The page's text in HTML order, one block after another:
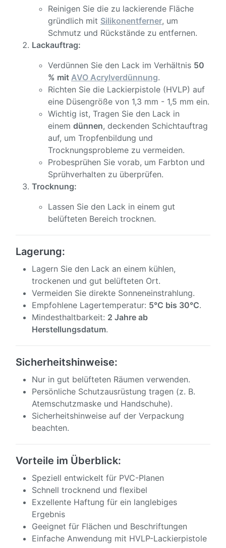
Reinigen Sie die zu lackierende Fläche
gründlich mit Silikonentferner, um
Schmutz und Rückstände zu entfernen.
Lackauftrag:
Verdünnen Sie den Lack im Verhältnis 50
% mit AVO Acrylverdünnung.
Richten Sie die Lackierpistole (HVLP) auf
eine Düsengröße von 1,3 mm - 1,5 mm ein.
Wichtig ist, Tragen Sie den Lack in
einem dünnen, deckenden Schichtauftrag
auf, um Tropfenbildung und
Trocknungsprobleme zu vermeiden.
Probesprühen Sie vorab, um Farbton und
Sprühverhalten zu überprüfen.
Trocknung:
Lassen Sie den Lack in einem gut
belüfteten Bereich trocknen.
Lagerung:
Lagern Sie den Lack an einem kühlen,
trockenen und gut belüfteten Ort.
Vermeiden Sie direkte Sonneneinstrahlung.
Empfohlene Lagertemperatur: 5°C bis 30°C.
Mindesthaltbarkeit: 2 Jahre ab
Herstellungsdatum.
Sicherheitshinweise:
Nur in gut belüfteten Räumen verwenden.
Persönliche Schutzausrüstung tragen (z. B.
Atemschutzmaske und Handschuhe).
Sicherheitshinweise auf der Verpackung
beachten.
Vorteile im Überblick:
Speziell entwickelt für PVC-Planen
Schnell trocknend und flexibel
Exzellente Haftung für ein langlebiges
Ergebnis
Geeignet für Flächen und Beschriftungen
Einfache Anwendung mit HVLP-Lackierpistole